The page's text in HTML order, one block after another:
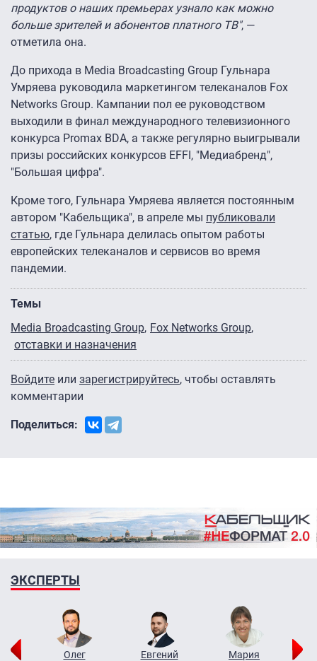
продуктов о наших премьерах узнало как можно
больше зрителей и абонентов платного ТВ", —
отметила она.
До прихода в Media Broadcasting Group Гульнара
Умряева руководила маркетингом телеканалов Fox
Networks Group. Кампании пол ее руководством
выходили в финал международного телевизионного
конкурса Promаx BDA, а также регулярно выигрывали
призы российских конкурсов EFFI, "Медиабренд",
"Большая цифра".
Кроме того, Гульнара Умряева является постоянным
автором "Кабельщика", в апреле мы публиковали
статью, где Гульнара делилась опытом работы
европейских телеканалов и сервисов во время
пандемии.
Темы
Media Broadcasting Group Fox Networks Group
отставки и назначения
Войдите или зарегистрируйтесь, чтобы оставлять
комментарии
Поделиться:
ЭКСПЕРТЫ
Олег
Евгений
Мария